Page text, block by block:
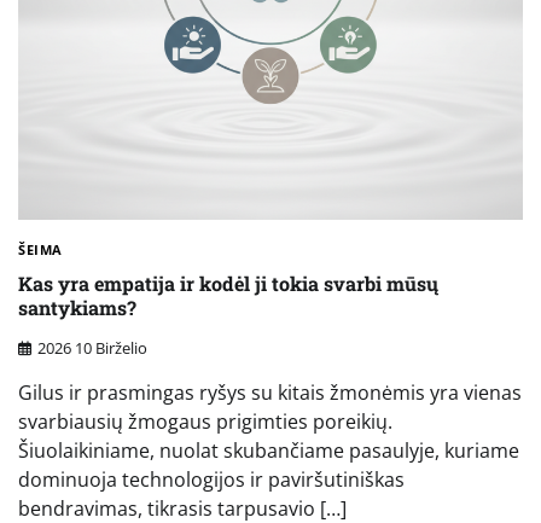
ŠEIMA
Kas yra empatija ir kodėl ji tokia svarbi mūsų
santykiams?
2026 10 Birželio
Gilus ir prasmingas ryšys su kitais žmonėmis yra vienas
svarbiausių žmogaus prigimties poreikių.
Šiuolaikiniame, nuolat skubančiame pasaulyje, kuriame
dominuoja technologijos ir paviršutiniškas
bendravimas, tikrasis tarpusavio […]